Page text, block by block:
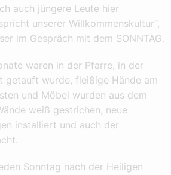
auch jüngere Leute hier
unserer Willkommenskultur“,
im Gespräch mit dem SONNTAG.
waren in der Pfarre, in der
getauft wurde, fleißige Hände am
und Möbel wurden aus dem
weiß gestrichen, neue
installiert und auch der
Sonntag nach der Heiligen